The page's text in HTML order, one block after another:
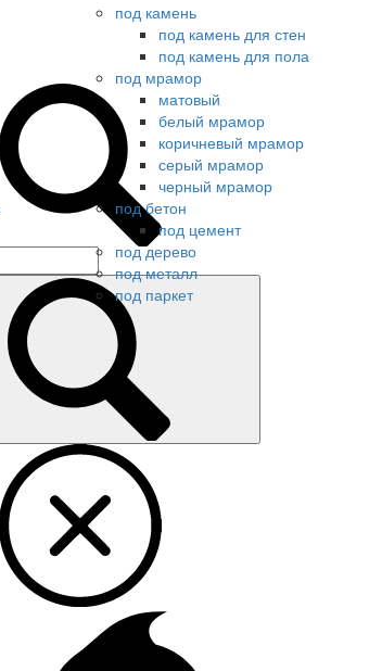
под камень
под камень для стен
под камень для пола
под мрамор
матовый
белый мрамор
коричневый мрамор
серый мрамор
черный мрамор
под бетон
под цемент
под дерево
под металл
под паркет